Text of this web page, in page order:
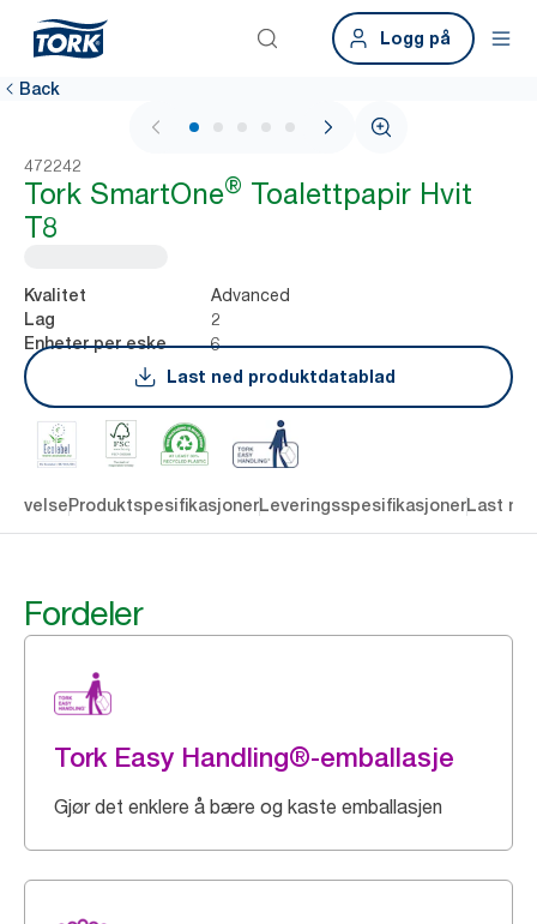
Logg på
Back
1 / 7
472242
Tork SmartOne® Toalettpapir Hvit
T8
Kvalitet Advanced
Lag 2
Enheter per eske
6
Last ned produktdatablad
ProduktspesifikasjonerLeveringsspesifikasjonerLast
Fordeler
Tork Easy Handling®-emballasje
Gjør det enklere å bære og kaste emballasjen